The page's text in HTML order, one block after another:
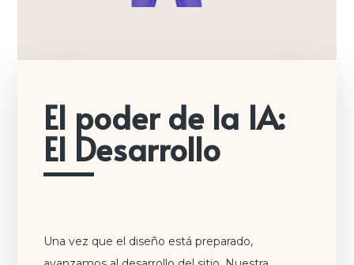
El poder de la IA:
El Desarrollo
Una vez que el diseño está preparado,